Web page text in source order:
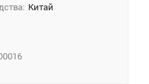
Китай